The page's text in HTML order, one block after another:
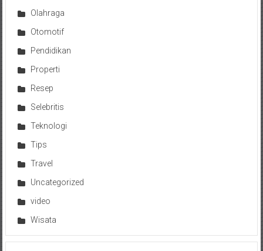
Olahraga
Otomotif
Pendidikan
Properti
Resep
Selebritis
Teknologi
Tips
Travel
Uncategorized
video
Wisata